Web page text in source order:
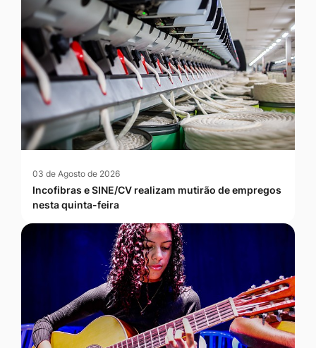
03 de Agosto de 2026
Incofibras e SINE/CV realizam mutirão de empregos
nesta quinta-feira